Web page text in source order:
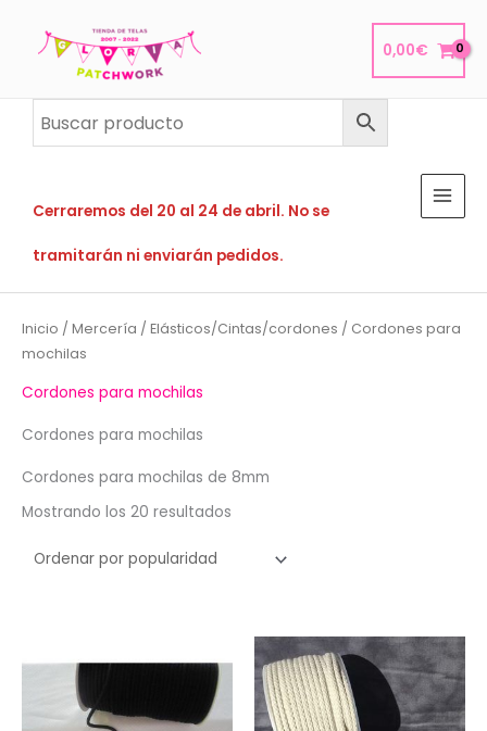
0,00€
Cerraremos del 20 al 24 de abril. No se
tramitarán ni enviarán pedidos.
Inicio / Mercería / Elásticos/Cintas/cordones / Cordones para
mochilas
Cordones para mochilas
Cordones para mochilas
Cordones para mochilas de 8mm
Mostrando los 20 resultados